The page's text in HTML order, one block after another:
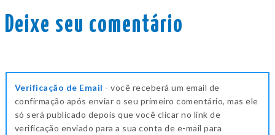
Deixe seu comentário
Verificação de Email - você receberá um email de
confirmação após enviar o seu primeiro comentário, mas ele
só será publicado depois que você clicar no link de
verificação enviado para a sua conta de e-mail para